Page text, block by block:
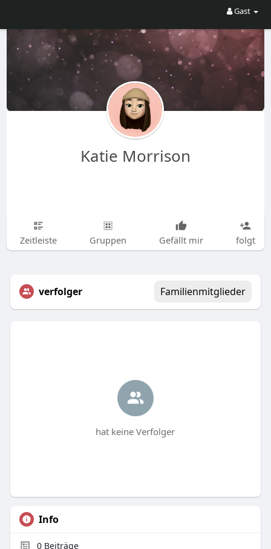
Gast
Katie Morrison
Zeitleiste Gruppen Gefällt mir folgt
verfolger Familienmitglieder
hat keine Verfolger
Info
0Beiträge